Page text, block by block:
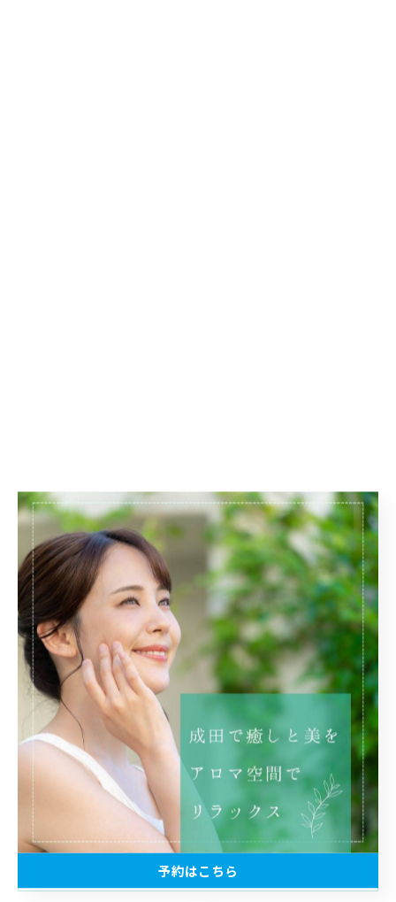
地域に根差したエステサロンとして成田にて営業していま
す。日々の疲れをそのままにせず、自分自身に向き合うケ
アをしていきませんか。自然の中でゆったりと過ごしてい
る気分になれる空間づくりを意識しています。
Atma.Cahaya
〒286-0221
千葉県富里市七栄650-1188
080-4054-2268
お問い合わせはこちら
予約はこちら